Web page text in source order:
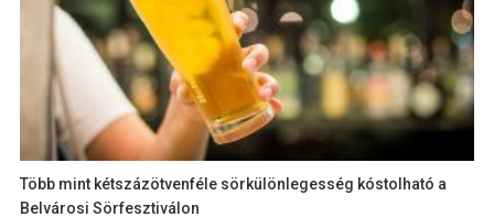
Több mint kétszázötvenféle sörkülönlegesség kóstolható a
Belvárosi Sörfesztiválon